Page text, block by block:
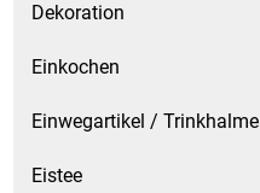
Dekoration
Einkochen
Einwegartikel / Trinkhalme
Eistee